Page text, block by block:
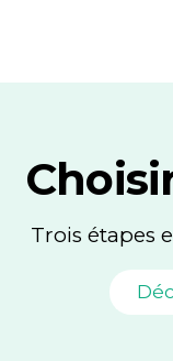
Trois étapes